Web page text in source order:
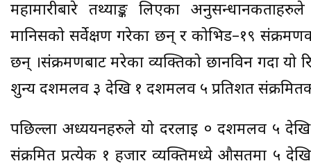
महामारीबारे तथ्याङ्क लिएका
मानिसको सर्वेक्षण गरेका छन् र कोभिड–१९
छन् ।संक्रमणबाट मरेका व्यक्तिको छानविन गर्दा यो
शुन्य दशमलव ३ देखि १ दशमलव ५ प्रतिशत
पछिल्ला अध्ययनहरुले यो दरलाई ० दशमलव ५
संक्रमित प्रत्येक १ हजार व्यक्तिमध्ये औसतमा ५